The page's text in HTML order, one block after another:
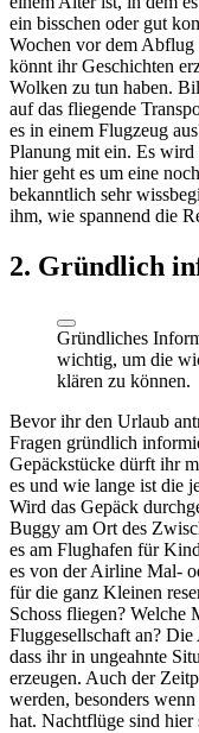
ein bisschen oder gut
Wochen vor dem
könnt ihr Geschichten
Wolken zu tun haben.
auf das fliegende
es in einem Flugzeug
Planung mit ein. Es wird
hier geht es um eine
bekanntlich sehr
ihm, wie spannend die
2. Gründlich
Gründliches
wichtig, um die
klären zu können.
Bevor ihr den Urlaub
Fragen gründlich
Gepäckstücke dürft ihr
es und wie lange ist die
Wird das Gepäck
Buggy am Ort des
es am Flughafen für
es von der Airline Mal-
für die ganz Kleinen
Schoss fliegen? Welche
Fluggesellschaft an?
dass ihr in ungeahnte
erzeugen. Auch der
werden, besonders
hat. Nachtflüge sind hier